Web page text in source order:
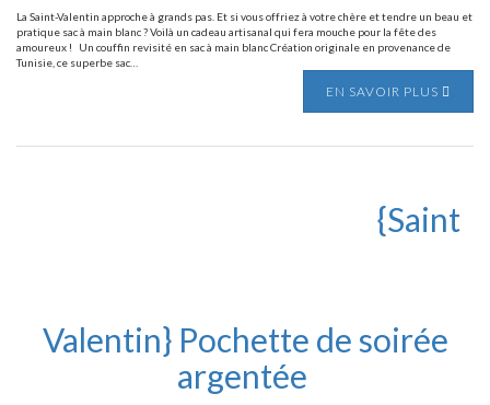
La Saint-Valentin approche à grands pas. Et si vous offriez à votre chère et tendre un beau et
pratique sac à main blanc ? Voilà un cadeau artisanal qui fera mouche pour la fête des
amoureux ! Un couffin revisité en sac à main blanc Création originale en provenance de
Tunisie, ce superbe sac…
EN SAVOIR PLUS
{Saint
Valentin} Pochette de soirée
argentée